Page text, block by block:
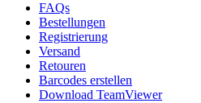
FAQs
Bestellungen
Registrierung
Versand
Retouren
Barcodes erstellen
Download TeamViewer